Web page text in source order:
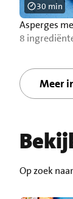
Asperges
8
30 min
Meer
Op zoek